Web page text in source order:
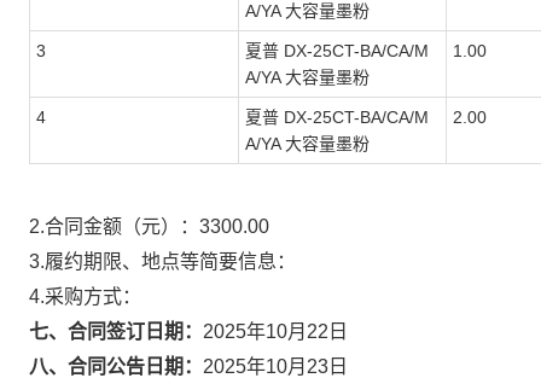
A/YA 大容量墨粉
3
夏普 DX-25CT-BA/CA/M
A/YA 大容量墨粉
1.00
4
夏普 DX-25CT-BA/CA/M
A/YA 大容量墨粉
2.00
2.合同金额（元）： 3300.00
3.履约期限、地点等简要信息：
4.采购方式：
七、合同签订日期： 2025年10月22日
八、合同公告日期： 2025年10月23日